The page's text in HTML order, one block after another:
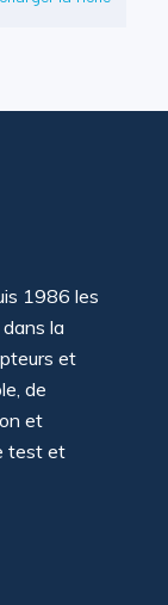
1986 les
la
et
de
et
test et